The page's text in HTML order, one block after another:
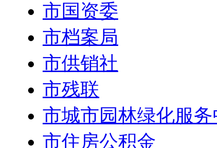
市国资委
市档案局
市供销社
市残联
市城市园林绿化服
市住房公积金